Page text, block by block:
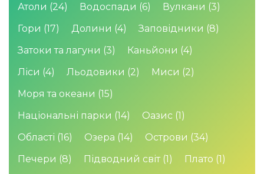
Атоли (24) Водоспади (6) Вулкани (3)
Гори (17) Долини (4) Заповідники (8)
Затоки та лагуни (3) Каньйони (4)
Ліси (4) Льодовики (2) Миси (2)
Моря та океани (15)
Національні парки (14) Оазис (1)
Області (16) Озера (14) Острови (34)
Печери (8) Підводний світ (1) Плато (1)